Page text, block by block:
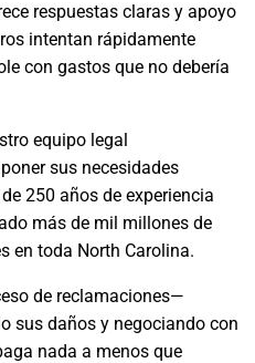
respuestas claras y apoyo
intentan rápidamente
con gastos que no debería
equipo legal
sus necesidades
250 años de experiencia
más de mil millones de
en toda North Carolina.
de reclamaciones—
sus daños y negociando con
nada a menos que